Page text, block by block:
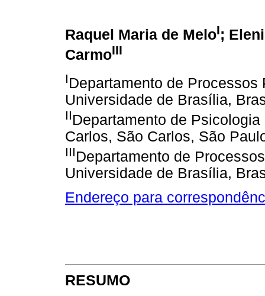
Raquel Maria de MeloI;
CarmoIII
IDepartamento de
Universidade de Brasília,
IIDepartamento de
Carlos, São Carlos, São
IIIDepartamento de
Universidade de Brasília,
Endereço para
RESUMO